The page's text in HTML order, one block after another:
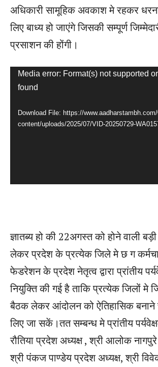
अधिकारी सामूहिक अवकाश मे रहकर
लिए बाध्य हो जाएंगे जिसकी सम्पूर्ण
प्रसाशन की होंगी।
e
r
Media error: Format(s) not supported
found
Download File: https://
content/uploads/2025/07/VID-20250729-
ज्ञातब्य हो की 22अगस्त को होने वाली
लेकर प्रदेश के प्रत्येक जिले मे छ ग
फेडरेशन के प्रदेश नेतृत्व द्वारा प्रांतीय
नियुक्ति की गई है ताकि प्रत्येक जिलों मे
बैठक लेकर आंदोलन को ऐतिहासिक बनाने
लिए जा सकें।तत सम्बन्ध मे प्रांतीय
रौतिया प्रदेश अध्यक्ष , श्री आलोक
श्री पंकज पाण्डेय प्रदेश अध्यक्ष, श्री